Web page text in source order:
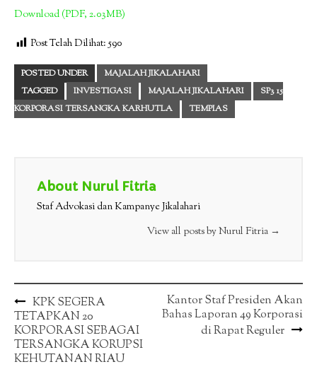
Download (PDF, 2.03MB)
Post Telah Dilihat: 590
POSTED UNDER
MAJALAH JIKALAHARI
TAGGED
INVESTIGASI MAJALAH JIKALAHARI
SP3 15
KORPORASI TERSANGKA KARHUTLA
TEMPIAS
About Nurul Fitria
Staf Advokasi dan Kampanye Jikalahari
View all posts by Nurul Fitria →
Post
navigation
KPK SEGERA
TETAPKAN 20
KORPORASI SEBAGAI
TERSANGKA KORUPSI
KEHUTANAN RIAU
Kantor Staf Presiden Akan
Bahas Laporan 49 Korporasi
di Rapat Reguler